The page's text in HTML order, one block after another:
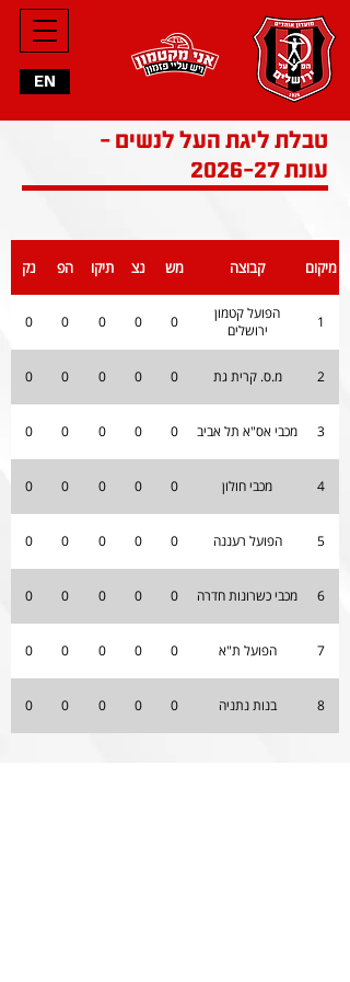
EN
טבלת ליגת העל לנשים -
עונת 2026-27
נק הפ תיקו נצ מש קבוצה מיקום
0 0 0 0 0
הפועל קטמון
ירושלים
1
0 0 0 0 0 מ.ס. קרית גת 2
0 0 0 0 0 מכבי אס"א תל אביב 3
0 0 0 0 0 מכבי חולון 4
0 0 0 0 0 הפועל רעננה 5
0 0 0 0 0 מכבי כשרונות חדרה 6
0 0 0 0 0 הפועל ת"א 7
0 0 0 0 0 בנות נתניה 8